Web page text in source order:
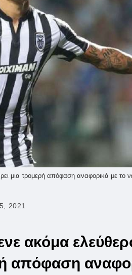
μια τρομερή απόφαση αναφορικά με το
2021
ακόμα
απόφαση